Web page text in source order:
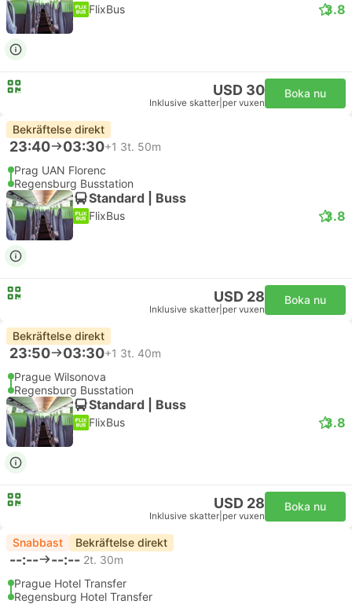
FlixBus 3.8
USD 30
Inklusive skatter per vuxen
Boka nu
Bekräftelse direkt
23:40 03:30+1 3t. 50m
Prag UAN Florenc
Regensburg Busstation
Standard | Buss
FlixBus 3.8
USD 28
Inklusive skatter per vuxen
Boka nu
Bekräftelse direkt
23:50 03:30+1 3t. 40m
Prague Wilsonova
Regensburg Busstation
Standard | Buss
FlixBus 3.8
USD 28
Inklusive skatter per vuxen
Boka nu
Snabbast Bekräftelse direkt
--:-- --:-- 2t. 30m
Prague Hotel Transfer
Regensburg Hotel Transfer